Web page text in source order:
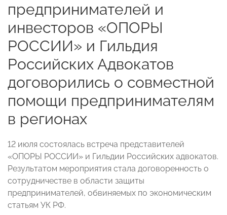
предпринимателей и
инвесторов «ОПОРЫ
РОССИИ» и Гильдия
Российских Адвокатов
договорились о совместной
помощи предпринимателям
в регионах
12 июля состоялась встреча представителей
«ОПОРЫ РОССИИ» и Гильдии Российских адвокатов.
Результатом мероприятия стала договоренность о
сотрудничестве в области защиты
предпринимателей, обвиняемых по экономическим
статьям УК РФ.